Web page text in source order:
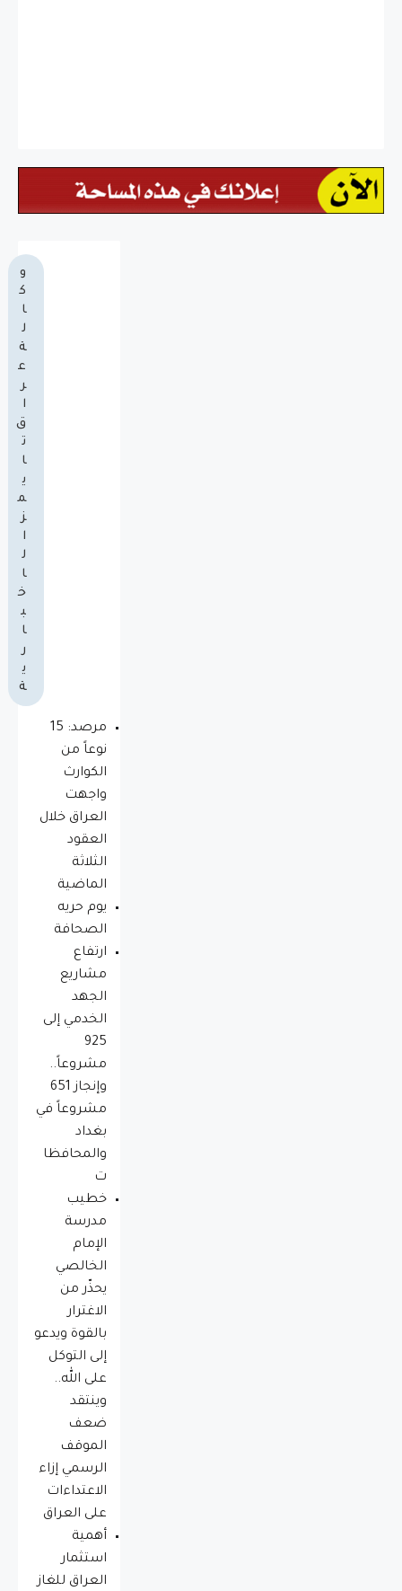
و
ك
ا
ل
ة
ع
ر
ا
ق
ت
ا
ي
م
ز
ا
ل
ا
خ
ب
ا
ر
ي
ة
مرصد: 15
نوعاً من
الكوارث
واجهت
العراق خلال
العقود
الثلاثة
الماضية
يوم حريه
الصحافة
ارتفاع
مشاريع
الجهد
الخدمي إلى
925
مشروعاً..
وإنجاز 651
مشروعاً في
بغداد
والمحافظا
ت
خطيب
مدرسة
الإمام
الخالصي
يحذّر من
الاغترار
بالقوة ويدعو
إلى التوكل
على الله..
وينتقد
ضعف
الموقف
الرسمي إزاء
الاعتداءات
على العراق
أهمية
استثمار
العراق للغاز